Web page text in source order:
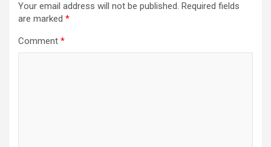
Your email address will not be published. Required fields
are marked *
Comment *